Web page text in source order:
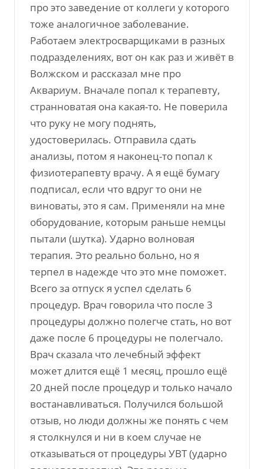
про это заведение от коллеги у которого
тоже аналогичное заболевание.
Работаем электросварщиками в разных
подразделениях, вот он как раз и живёт в
Волжском и рассказал мне про
Аквариум. Вначале попал к терапевту,
странноватая она какая-то. Не поверила
что руку не могу поднять,
удостоверилась. Отправила сдать
анализы, потом я наконец-то попал к
физиотерапевту врачу. А я ещё бумагу
подписал, если что вдруг то они не
виноваты, это я сам. Применяли на мне
оборудование, которым раньше немцы
пытали (шутка). Ударно волновая
терапия. Это реально больно, но я
терпел в надежде что это мне поможет.
Всего за отпуск я успел сделать 6
процедур. Врач говорила что после 3
процедуры должно полегче стать, но вот
даже после 6 процедуры не полегчало.
Врач сказала что лечебный эффект
может длится ещё 1 месяц, прошло ещё
20 дней после процедур и только начало
востанавливаться. Получился большой
отзыв, но люди должны же понять с чем
я столкнулся и ни в коем случае не
отказываться от процедуры УВТ (ударно